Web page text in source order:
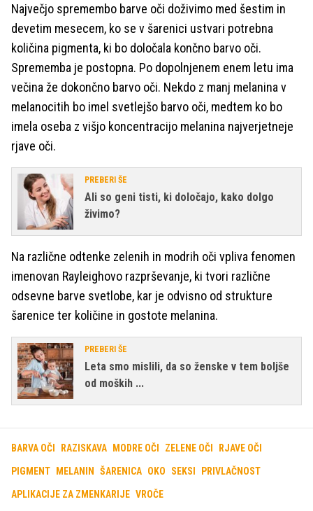
Največjo spremembo barve oči doživimo med šestim in
devetim mesecem, ko se v šarenici ustvari potrebna
količina pigmenta, ki bo določala končno barvo oči.
Sprememba je postopna. Po dopolnjenem enem letu ima
večina že dokončno barvo oči. Nekdo z manj melanina v
melanocitih bo imel svetlejšo barvo oči, medtem ko bo
imela oseba z višjo koncentracijo melanina najverjetneje
rjave oči.
PREBERI ŠE
Ali so geni tisti, ki določajo, kako dolgo
živimo?
Na različne odtenke zelenih in modrih oči vpliva fenomen
imenovan Rayleighovo razprševanje, ki tvori različne
odsevne barve svetlobe, kar je odvisno od strukture
šarenice ter količine in gostote melanina.
PREBERI ŠE
Leta smo mislili, da so ženske v tem boljše
od moških ...
BARVA OČI RAZISKAVA MODRE OČI ZELENE OČI RJAVE OČI
PIGMENT MELANIN ŠARENICA OKO SEKSI PRIVLAČNOST
APLIKACIJE ZA ZMENKARIJE VROČE